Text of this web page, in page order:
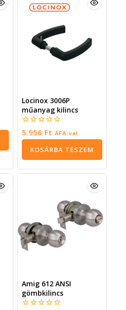
Locinox 3006P
műanyag kilincs
0
5
5.956 Ft ÁFA-val
KOSÁRBA TESZEM
Amig 612 ANSI
gömbkilincs